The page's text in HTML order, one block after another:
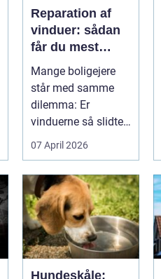
Reparation af
vinduer: sådan
får du mest
muligt ud af
dine gamle
vinduer
Mange boligejere
står med samme
dilemma: Er
vinduerne så slidte,
at de bør skifte...
07 April 2026
Hundeskåle: